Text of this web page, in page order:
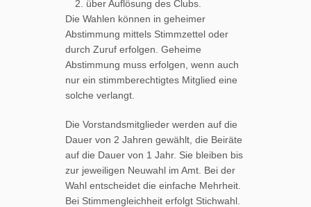
über Auflösung des Clubs.
Die Wahlen können in geheimer
Abstimmung mittels Stimmzettel oder
durch Zuruf erfolgen. Geheime
Abstimmung muss erfolgen, wenn auch
nur ein stimmberechtigtes Mitglied eine
solche verlangt.
Die Vorstandsmitglieder werden auf die
Dauer von 2 Jahren gewählt, die Beiräte
auf die Dauer von 1 Jahr. Sie bleiben bis
zur jeweiligen Neuwahl im Amt. Bei der
Wahl entscheidet die einfache Mehrheit.
Bei Stimmengleichheit erfolgt Stichwahl.